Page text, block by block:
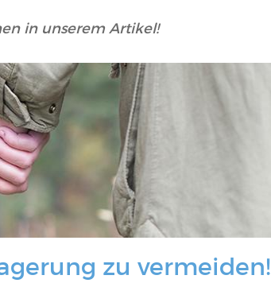
in unserem Artikel!
zu vermeiden!